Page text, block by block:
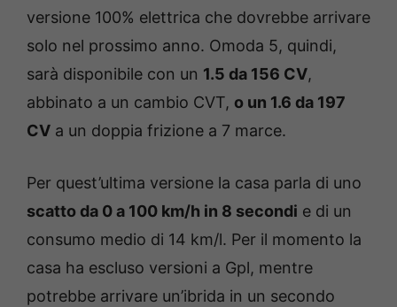
versione 100% elettrica che dovrebbe arrivare
solo nel prossimo anno. Omoda 5, quindi,
sarà disponibile con un 1.5 da 156 CV,
abbinato a un cambio CVT, o un 1.6 da 197
CV a un doppia frizione a 7 marce.
Per quest’ultima versione la casa parla di uno
scatto da 0 a 100 km/h in 8 secondi e di un
consumo medio di 14 km/l. Per il momento la
casa ha escluso versioni a Gpl, mentre
potrebbe arrivare un’ibrida in un secondo